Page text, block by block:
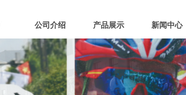
公司介绍 产品展示 新闻中心